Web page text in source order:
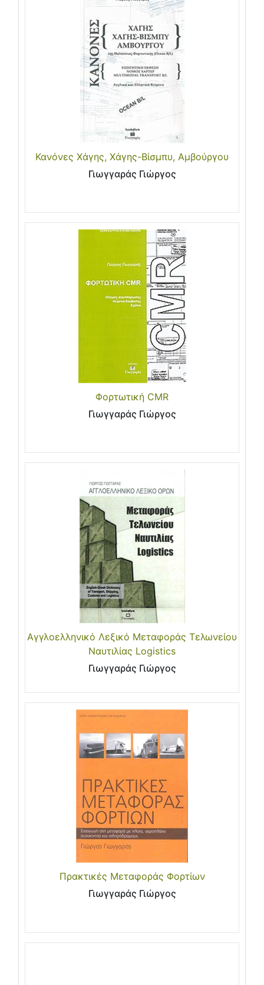
Κανόνες Χάγης, Χάγης-Βίσμπυ, Αμβούργου
Γιωγγαράς Γιώργος
Φορτωτική CMR
Γιωγγαράς Γιώργος
Αγγλοελληνικό Λεξικό Μεταφοράς Τελωνείου
Ναυτιλίας Logistics
Γιωγγαράς Γιώργος
Πρακτικές Μεταφοράς Φορτίων
Γιωγγαράς Γιώργος